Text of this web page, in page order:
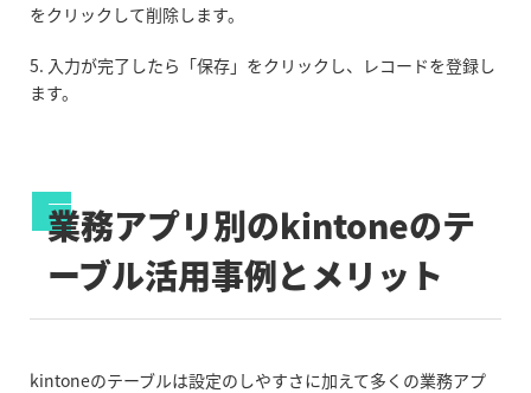
をクリックして削除します。
5. 入力が完了したら「保存」をクリックし、レコードを登録し
ます。
業務アプリ別のkintoneのテ
ーブル活用事例とメリット
kintoneのテーブルは設定のしやすさに加えて多くの業務アプ